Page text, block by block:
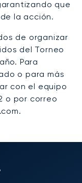
que
la acción.
de organizar
del Torneo
Para
o para más
con el equipo
o por correo